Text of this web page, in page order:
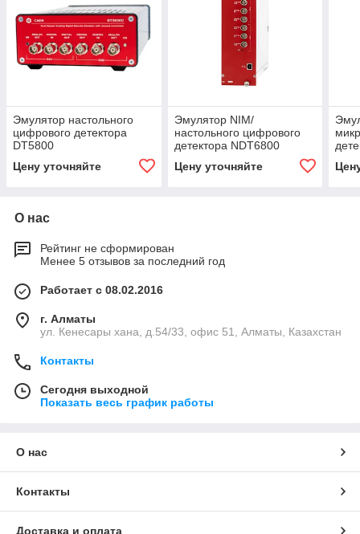
Эмулятор настольного
цифрового детектора
DT5800
Цену уточняйте
Эмулятор NIM/
настольного цифрового
детектора NDT6800
Цену уточняйте
О нас
Рейтинг не сформирован
Менее 5 отзывов за последний год
Работает с 08.02.2016
г. Алматы
ул. Кенесары хана, д.54/33, офис 51, Алматы, Казахстан
Контакты
Сегодня выходной
Показать весь график работы
О нас
Контакты
Доставка и оплата